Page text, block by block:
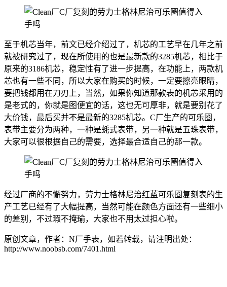
至于机芯当年，前文已经介绍过了，机芯的工艺早在几年之前
就被研究过了，现在所使用的也是最新款的3285机芯，相比于
原来的3186机芯，稳定性有了进一步提高，在功能上，两款机
芯也有一些不同，所以大家在购买的时候，一定要擦亮眼睛，
要把钱都用在刀刃上，当然，如果你知道那款表的机芯采用的
是老式的，你就是图便宜的话，这也无可厚非，就是要别花了
大价钱，最后买并不是最新的3285机芯。C厂生产的可乐圈，
表带主要分为两种，一种是蚝式表带，另一种就是五珠表带，
大家可以很根据自己的需要，选择最合适自己的那一款。
经过厂商的不懈努力，劳力士格林尼治红蓝可乐圈复刻表的生
产工艺已经有了大幅提高，当然可能在颜色方面还有一些细小
的差别，不过瑕不掩瑜，大家也不用太过担心啦。
原创文章，作者：N厂手表，如若转载，请注明出处：
http://www.noobsb.com/7401.html